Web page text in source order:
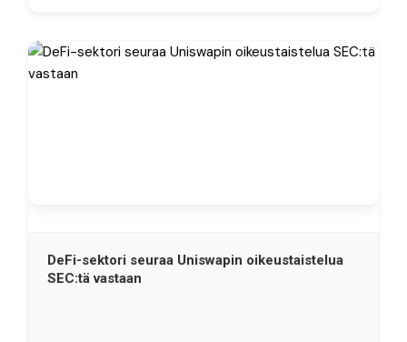
DeFi-sektori seuraa Uniswapin oikeustaistelua
SEC:tä vastaan